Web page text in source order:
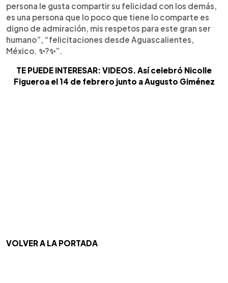
persona le gusta compartir su felicidad con los demás,
es una persona que lo poco que tiene lo comparte es
digno de admiración, mis respetos para este gran ser
humano”, “felicitaciones desde Aguascalientes,
México. ✨?✨”.
TE PUEDE INTERESAR: VIDEOS. Así celebró Nicolle
Figueroa el 14 de febrero junto a Augusto Giménez
VOLVER A LA PORTADA